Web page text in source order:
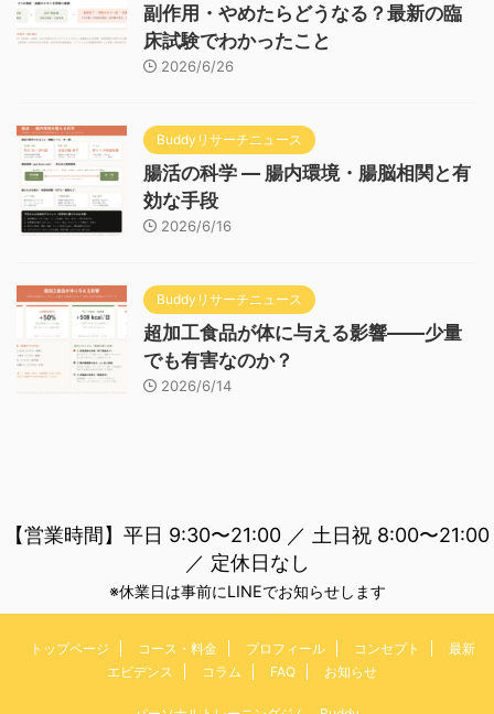
副作用・やめたらどうなる？最新の臨
床試験でわかったこと
2026/6/26
Buddyリサーチニュース
腸活の科学 — 腸内環境・腸脳相関と有
効な手段
2026/6/16
Buddyリサーチニュース
超加工食品が体に与える影響——少量
でも有害なのか？
2026/6/14
【営業時間】平日 9:30〜21:00 ／ 土日祝 8:00〜21:00
／ 定休日なし
※休業日は事前にLINEでお知らせします
トップページ コース・料金 プロフィール コンセプト
最新
エビデンス
コラム FAQ お知らせ